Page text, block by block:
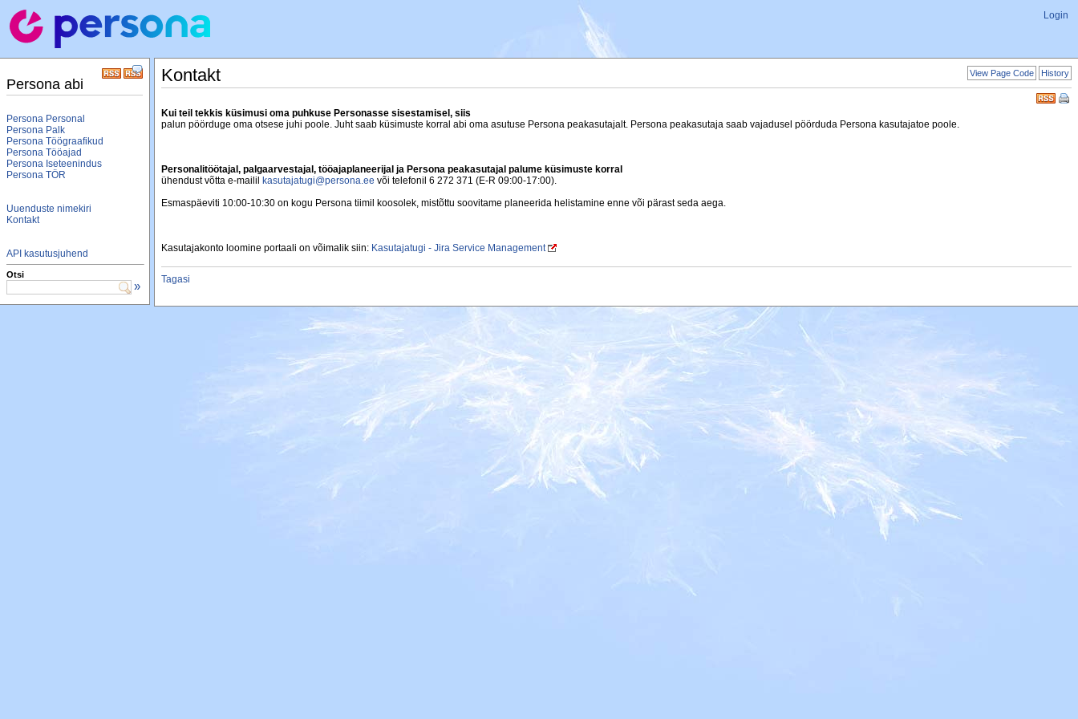
Login
Persona abi
Persona Personal
Persona Palk
Persona Töögraafikud
Persona Tööajad
Persona Iseteenindus
Persona TÖR
Uuenduste nimekiri
Kontakt
API kasutusjuhend
Otsi
»
View Page Code History
Kontakt
Kui teil tekkis küsimusi oma puhkuse Personasse sisestamisel, siis
palun pöörduge oma otsese juhi poole. Juht saab küsimuste korral abi oma asutuse Persona peakasutajalt. Persona peakasutaja saab vajadusel pöörduda Persona kasutajatoe poole.
Personalitöötajal, palgaarvestajal, tööajaplaneerijal ja Persona peakasutajal palume küsimuste korral
ühendust võtta e-mailil
kasutajatugi@persona.ee või telefonil 6 272 371 (E-R 09:00-17:00).
Esmaspäeviti 10:00-10:30 on kogu Persona tiimil koosolek, mistõttu soovitame planeerida helistamine enne või pärast seda aega.
Kasutajakonto loomine portaali on võimalik siin: Kasutajatugi - Jira Service Management
Tagasi